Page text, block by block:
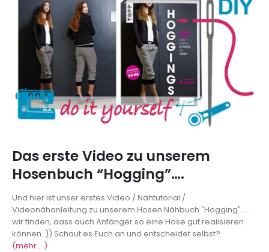
Das erste Video zu unserem
Hosenbuch “Hogging”….
Und hier ist unser erstes Video / Nähtutorial /
Videonähanleitung zu unserem Hosen Nähbuch "Hogging".....
wir finden, dass auch Anfänger so eine Hose gut realisieren
können..)) Schaut es Euch an und entscheidet selbst?
(mehr …)